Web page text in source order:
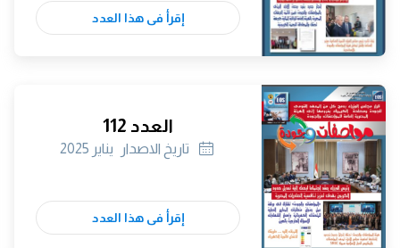
إقرأ فى هذا العدد
العدد 112
تاريخ الاصدار يناير 2025
إقرأ فى هذا العدد